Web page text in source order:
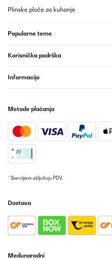
Plinske ploče za kuhanje
Popularne teme
Korisnička podrška
Informacije
Metode plaćanja
* Sve cijene uključuju PDV.
Dostava
Međunarodni